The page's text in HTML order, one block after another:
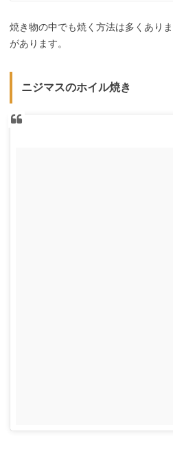
焼き物の中でも焼く方法は多くあり
があります。
ニジマスのホイル焼き